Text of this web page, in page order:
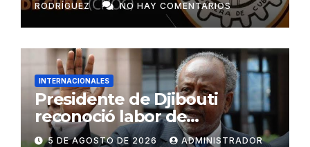
RODRÍGUEZ NO HAY COMENTARIOS
INTERNACIONALES
Presidente de Djibouti
reconoció labor de
colaboradores de Cuba
5 DE AGOSTO DE 2026 ADMINISTRADOR